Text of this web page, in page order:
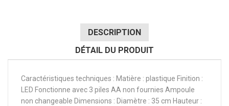
DESCRIPTION
DÉTAIL DU PRODUIT
Caractéristiques techniques : Matière : plastique Finition :
LED Fonctionne avec 3 piles AA non fournies Ampoule
non changeable Dimensions : Diamètre : 35 cm Hauteur :